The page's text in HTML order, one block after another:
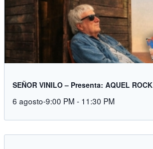
SEÑOR VINILO – Presenta: AQUEL ROCK
6 agosto-9:00 PM - 11:30 PM